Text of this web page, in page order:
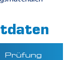
Prüfung